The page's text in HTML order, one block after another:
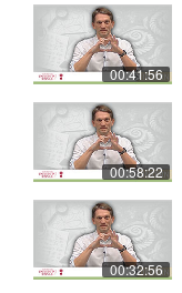
00:41:56
00:58:22
00:32:56